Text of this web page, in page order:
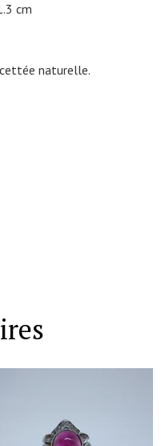
cm
naturelle.